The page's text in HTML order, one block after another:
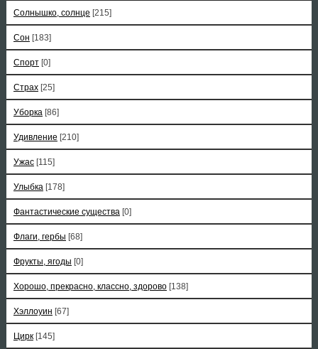
Солнышко, солнце [215]
Сон [183]
Спорт [0]
Страх [25]
Уборка [86]
Удивление [210]
Ужас [115]
Улыбка [178]
Фантастические существа [0]
Флаги, гербы [68]
Фрукты, ягоды [0]
Хорошо, прекрасно, классно, здорово [138]
Хэллоуин [67]
Цирк [145]